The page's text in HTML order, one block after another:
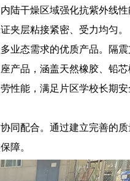
陆干燥区域强化抗紫外线性
夹层粘接紧密、受力均匀。
业态需求的优质产品。隔
产品，涵盖天然橡胶、铅芯
性能，满足片区学校长期安
同配合。通过建立完善的质
障。